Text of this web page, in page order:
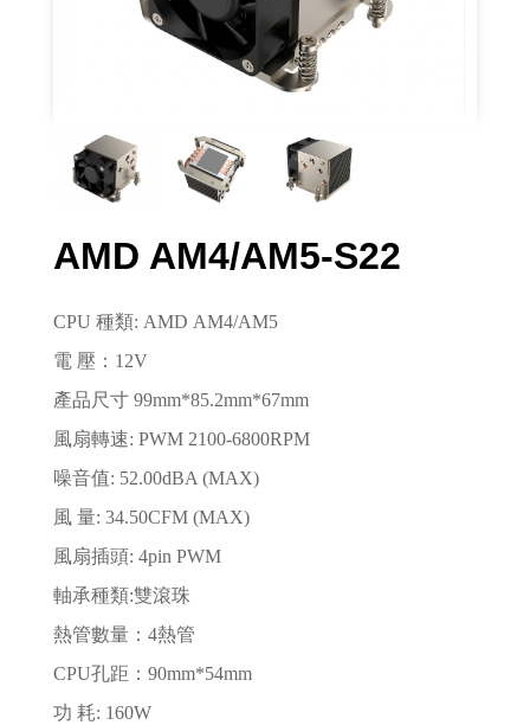
AMD AM4/AM5-S22
CPU 種類: AMD AM4/AM5
電 壓：12V
產品尺寸 99mm*85.2mm*67mm
風扇轉速: PWM 2100-6800RPM
噪音值: 52.00dBA (MAX)
風 量: 34.50CFM (MAX)
風扇插頭: 4pin PWM
軸承種類:雙滾珠
熱管數量：4熱管
CPU孔距：90mm*54mm
功 耗: 160W